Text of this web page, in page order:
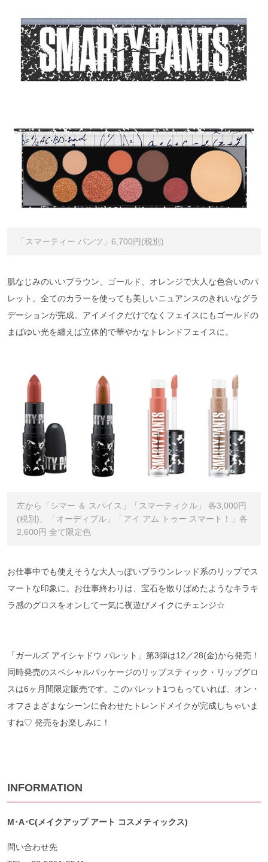
「スマーティー パンツ」6,700円(税別)
肌なじみのいいブラウン、ゴールド、オレンジで大人な色合いのパ
レット。全てのカラーを使っても美しいニュアンスのきれいなグラ
デーションが完成。アイメイクだけでなくフェイスにもゴールドの
まばゆい光を纏えば立体的で華やかなトレンドフェイスに。
左から「シマー ＆ スパイス」「スマーティクル」 各3,000円
(税別)、「オーディブル」「アイ アム トゥー スマート！」各
2,600円 全て限定色
お仕事中でも使えそうな大人っぽいブラウンレッド系のリップでス
マートな印象に。お仕事終わりは、宝石を散りばめたようなキラキ
ラ感のグロスをオンして一気に夜遊びメイクにチェンジ☆
「ガールズ アイシャドウ パレット」第3弾は12／28(金)から発売！
同時発売のスペシャルパッケージのリップスティック・リップグロ
スは6ヶ月間限定販売です。このパレット1つもっていれば、オン・
オフさまざまなシーンに合わせたトレンドメイクが完成しちゃいま
すね♡ 発売をお楽しみに！
INFORMATION
M･A･C(メイクアップ アート コスメティックス)
問い合わせ先